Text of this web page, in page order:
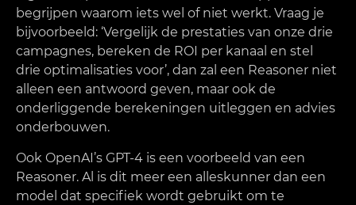
begrijpen waarom iets wel of niet werkt. Vraag je
bijvoorbeeld: ‘Vergelijk de prestaties van onze drie
campagnes, bereken de ROI per kanaal en stel
drie optimalisaties voor’, dan zal een Reasoner niet
alleen een antwoord geven, maar ook de
onderliggende berekeningen uitleggen en advies
onderbouwen.
Ook OpenAI’s GPT-4 is een voorbeeld van een
Reasoner. Al is dit meer een alleskunner dan een
model dat specifiek wordt gebruikt om te